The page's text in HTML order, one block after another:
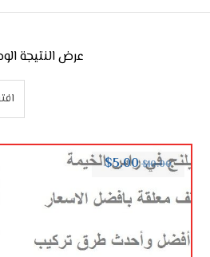
عرض النتيجة
$10.00
$5.00